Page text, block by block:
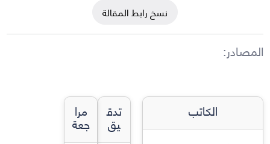
نسخ رابط المقالة
المصادر:
الكاتب تدق
يق
مرا
جعة